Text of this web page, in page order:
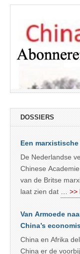
DOSSIERS
Een
De Nederlandse
Chinese
van de Britse
laat zien dat
… >>
Van Armoede
China’s
China en Afrika
China er de